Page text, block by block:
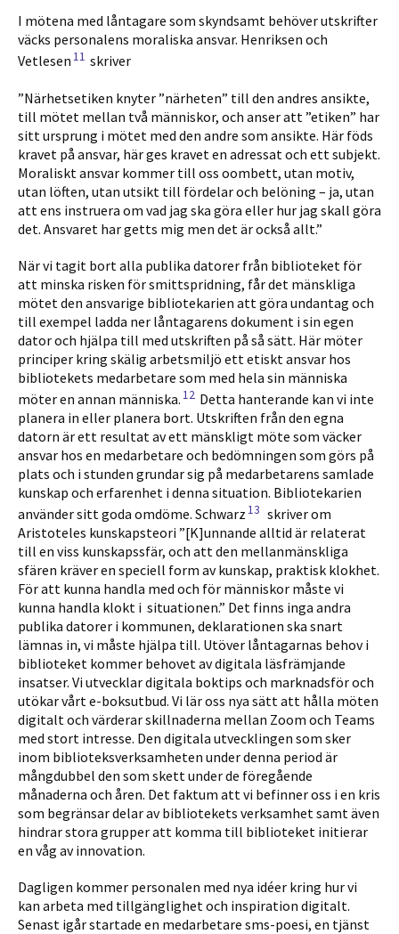
I mötena med låntagare som skyndsamt behöver utskrifter
väcks personalens moraliska ansvar. Henriksen och
Vetlesen 11 skriver
”Närhetsetiken knyter ”närheten” till den andres ansikte,
till mötet mellan två människor, och anser att ”etiken” har
sitt ursprung i mötet med den andre som ansikte. Här föds
kravet på ansvar, här ges kravet en adressat och ett subjekt.
Moraliskt ansvar kommer till oss oombett, utan motiv,
utan löften, utan utsikt till fördelar och belöning – ja, utan
att ens instruera om vad jag ska göra eller hur jag skall göra
det. Ansvaret har getts mig men det är också allt.”
När vi tagit bort alla publika datorer från biblioteket för
att minska risken för smittspridning, får det mänskliga
mötet den ansvarige bibliotekarien att göra undantag och
till exempel ladda ner låntaga­rens dokument i sin egen
dator och hjälpa till med utskriften på så sätt. Här möter
principer kring skälig arbetsmiljö ett etiskt ansvar hos
bibliotekets medarbetare som med hela sin människa
möter en annan människa. 12 Detta han­terande kan vi inte
planera in eller planera bort. Utskriften från den egna
datorn är ett resultat av ett mänskligt möte som väcker
ansvar hos en medarbetare och bedömningen som görs på
plats och i stun­den grundar sig på medarbetarens samlade
kunskap och erfarenhet i denna situation. Bibliotekarien
använder sitt goda omdöme. Schwarz 13 skriver om
Aristoteles kunskapsteori ”[K]unnande alltid är relaterat
till en viss kunskapssfär, och att den mellanmänskliga
sfären kräver en speciell form av kunskap, praktisk klokhet.
För att kunna handla med och för människor måste vi
kunna handla klokt i situationen.” Det finns inga andra
publika datorer i kommunen, deklarationen ska snart
lämnas in, vi måste hjälpa till. Utöver lånta­garnas behov i
biblioteket kommer behovet av digitala läsfrämjande
insatser. Vi utvecklar digitala boktips och marknadsför och
utökar vårt e-boksutbud. Vi lär oss nya sätt att hålla möten
digitalt och värderar skillnaderna mellan Zoom och Teams
med stort intresse. Den digitala utvecklingen som sker
inom biblioteksverksamheten under denna period är
mångdubbel den som skett under de föregåen­de
månaderna och åren. Det faktum att vi befinner oss i en kris
som begränsar delar av bibliotekets verksamhet samt även
hindrar stora grupper att komma till biblioteket initierar
en våg av innovation.
Dagligen kommer personalen med nya idéer kring hur vi
kan arbeta med tillgänglighet och inspiration digitalt.
Senast igår startade en medarbetare sms-poesi, en tjänst